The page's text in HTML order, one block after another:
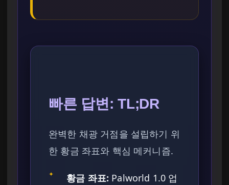
빠른 답변: TL;DR
완벽한 채광 거점을 설립하기 위
한 황금 좌표와 핵심 메커니즘.
✦ 황금 좌표: Palworld 1.0 업